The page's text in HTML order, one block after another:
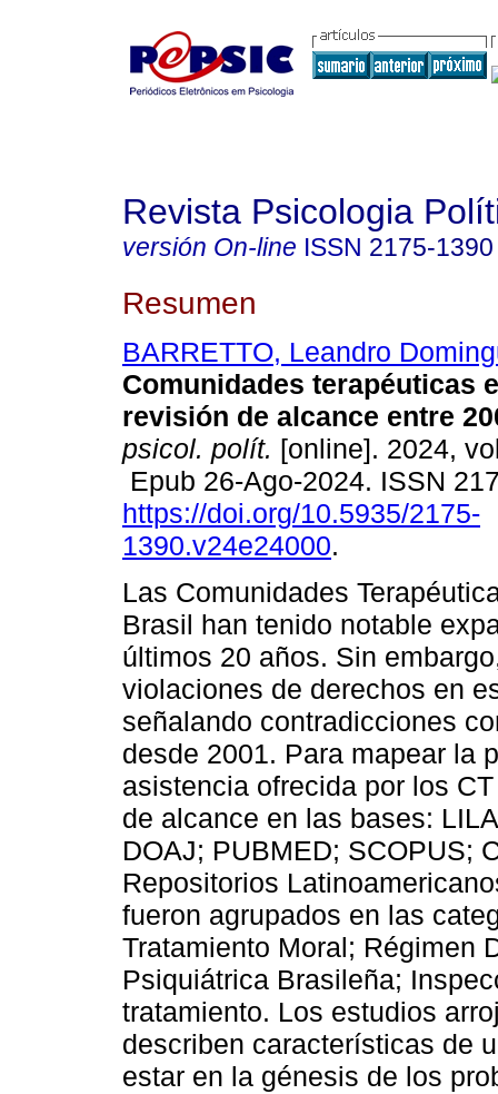
Revista Psicologia
versión On-line ISSN 2175-1390
Resumen
BARRETTO, Leandro
Comunidades terapéuticas
revisión de alcance entre
psicol. polít. [online]. 2024,
Epub 26-Ago-2024. ISSN
https://doi.org/10.5935/2175-
1390.v24e24000.
Las Comunidades
Brasil han tenido notable
últimos 20 años. Sin
violaciones de derechos en
señalando contradicciones
desde 2001. Para mapear la
asistencia ofrecida por los
de alcance en las bases:
DOAJ; PUBMED; SCOPUS;
Repositorios
fueron agrupados en las
Tratamiento Moral; Régimen
Psiquiátrica Brasileña;
tratamiento. Los estudios
describen características de
estar en la génesis de los